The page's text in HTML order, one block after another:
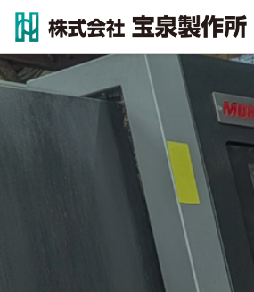
私たちの強み
事業内容
技術・設備紹介
加工事例
会社情報